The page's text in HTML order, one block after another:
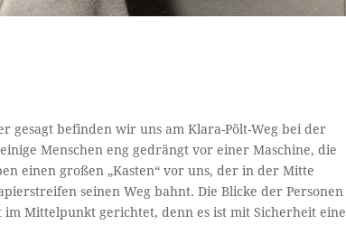
gesagt befinden wir uns am Klara-Pölt-Weg bei der
Menschen eng gedrängt vor einer Maschine, die
einen großen „Kasten“ vor uns, der in der Mitte
seinen Weg bahnt. Die Blicke der Personen
Mittelpunkt gerichtet, denn es ist mit Sicherheit eine